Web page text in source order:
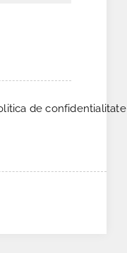
de confidentialitate